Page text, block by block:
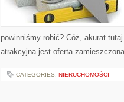
powinniśmy robić? Cóż, akurat
atrakcyjna jest oferta
CATEGORIES: NIERUCHOMOŚCI